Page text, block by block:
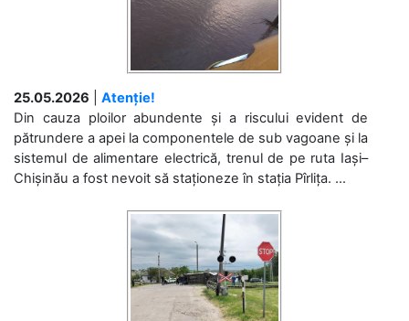
25.05.2026
Atenție!
Din cauza ploilor abundente și a riscului evident de
pătrundere a apei la componentele de sub vagoane și la
sistemul de alimentare electrică, trenul de pe ruta Iași–
Chișinău a fost nevoit să staționeze în stația Pîrlița. ...